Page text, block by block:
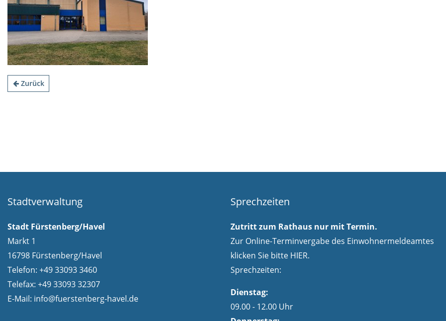
Zurück
Stadtverwaltung
Stadt Fürstenberg/Havel
Markt 1
16798 Fürstenberg/Havel
Telefon: +49 33093 3460
Telefax: +49 33093 32307
E-Mail: info@fuerstenberg-havel.de
Sprechzeiten
Zutritt zum Rathaus nur mit Termin.
Zur Online-Terminvergabe des Einwohnermeldeamtes
klicken Sie bitte HIER.
Sprechzeiten:
Dienstag:
09.00 - 12.00 Uhr